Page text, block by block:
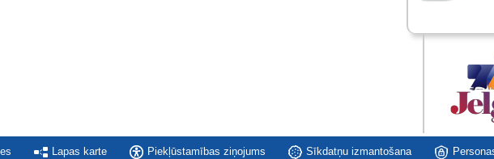
Lapas karte Piekļūstamības ziņojums Sīkdatņu izmantošana